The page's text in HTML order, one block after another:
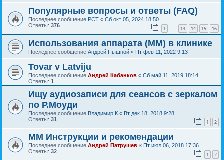
Популярные вопросы и ответы (FAQ)
Последнее сообщение РСТ « Сб окт 05, 2024 18:50
Ответы: 376 1 … 13 14 15 16
Использования аппарата (ММ) в клинике
Последнее сообщение Андрей Пышной « Пт фев 11, 2022 9:13
Tovar v Latviju
Последнее сообщение Андрей Кабанков « Сб май 11, 2019 18:14
Ответы: 1
Ищу аудиозаписи для сеансов с зеркалом
по Р.Моуди
Последнее сообщение Владимир К « Вт дек 18, 2018 9:28
Ответы: 31 1 2
ММ Инструкции и рекомендации
Последнее сообщение Андрей Патрушев « Пт июл 06, 2018 17:36
Ответы: 32 1 2